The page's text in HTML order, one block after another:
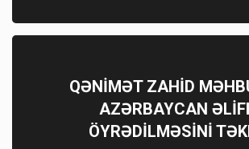
QƏNİMƏT ZAHİD
AZƏRBAYCAN
ÖYRƏDİLMƏSİNİ